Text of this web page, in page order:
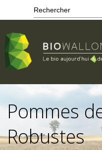
contenu
principal
Pommes
Robustes